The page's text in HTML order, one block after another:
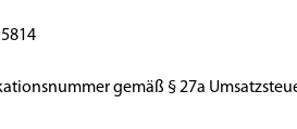
gemäß § 27a